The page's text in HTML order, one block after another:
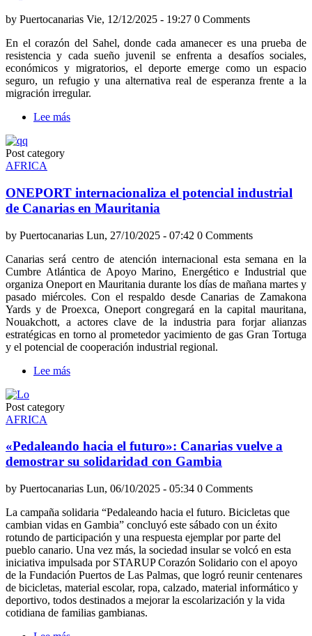
Africa
con
el
respaldo
de
la
ONU
by Puertocanarias Vie, 12/12/2025 - 19:27 0 Comments
En el corazón del Sahel, donde cada amanecer es una prueba de
resistencia y cada sueño juvenil se enfrenta a desafíos sociales,
económicos y migratorios, el deporte emerge como un espacio
seguro, un refugio y una alternativa real de esperanza frente a la
migración irregular.
Lee más
fomenta
el
deporte
en
África
Post category
AFRICA
ONEPORT internacionaliza el potencial industrial
de Canarias en Mauritania
by Puertocanarias Lun, 27/10/2025 - 07:42 0 Comments
Canarias será centro de atención internacional esta semana en la
Cumbre Atlántica de Apoyo Marino, Energético e Industrial que
organiza Oneport en Mauritania durante los días de mañana martes y
pasado miércoles. Con el respaldo desde Canarias de Zamakona
Yards y de Proexca, Oneport congregará en la capital mauritana,
Nouakchott, a actores clave de la industria para forjar alianzas
estratégicas en torno al prometedor yacimiento de gas Gran Tortuga
y el potencial de cooperación industrial regional.
Lee más
de
Canarias
en
Mauritania
Post category
AFRICA
«Pedaleando hacia el futuro»: Canarias vuelve a
demostrar su solidaridad con Gambia
by Puertocanarias Lun, 06/10/2025 - 05:34 0 Comments
La campaña solidaria “Pedaleando hacia el futuro. Bicicletas que
cambian vidas en Gambia” concluyó este sábado con un éxito
rotundo de participación y una respuesta ejemplar por parte del
pueblo canario. Una vez más, la sociedad insular se volcó en esta
iniciativa impulsada por STARUP Corazón Solidario con el apoyo
de la Fundación Puertos de Las Palmas, que logró reunir centenares
de bicicletas, material escolar, ropa, calzado, material informático y
deportivo, todos destinados a mejorar la escolarización y la vida
cotidiana de familias gambianas.